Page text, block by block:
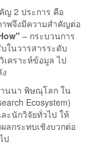
ญ 2 ประการ คือ
พจึงมีความสำคัญต่อ
– กระบวนการ
ในวารสารระดับ
เคราะห์ข้อมูล ไป
นนา พิษณุโลก ใน
Ecosystem)
ะนักวิจัยทั่วไป ให้
ลกระทบเชิงบวกต่อ
ป